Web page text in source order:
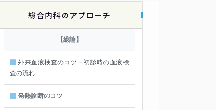
総合内科のアプローチ
【総論】
外来血液検査のコツ－初診時の血液検
査の流れ
発熱診断のコツ